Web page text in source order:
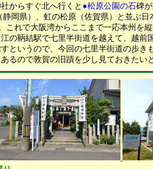
からすぐ北へ行くと ●松原公園の石碑
静岡県）、虹の松原（佐賀県）と並ぶ
これで大阪湾からここまで一応本州を
の鞆結駅で七里半街道を越えて、越前
というので、今回の七里半街道の歩
るので敦賀の旧蹟を少し見ておき